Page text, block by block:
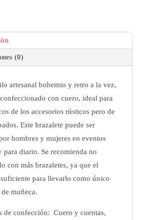
(0)
artesanal bohemio y retro a la vez,
con cuero, ideal para
de los accesorios rústicos pero de
Este brazalete puede ser
hombres y mujeres en eventos
para diario. Se recomienda no
con más brazaletes, ya que el
para llevarlo como único
muñeca.
de confección: Cuero y cuentas,